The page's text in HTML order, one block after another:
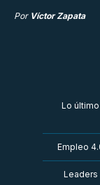
Por Víctor Zapata
Lo último
Empleo
Leaders